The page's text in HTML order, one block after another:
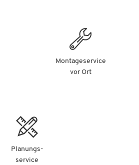
Montageservice
vor Ort
Planungs-
service